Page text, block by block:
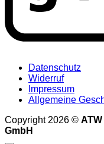
Datenschutz
Widerruf
Impressum
Allgemeine
Copyright 2026 ©
GmbH